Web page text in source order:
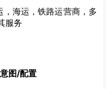
海运，铁路运营商，多
服务
图/配置